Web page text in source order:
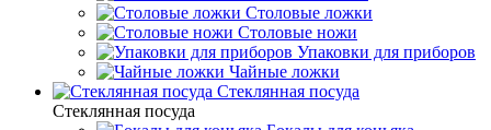
Столовые ложки
Столовые ножи
Упаковки для приборов
Чайные ложки
Стеклянная посуда
Стеклянная посуда